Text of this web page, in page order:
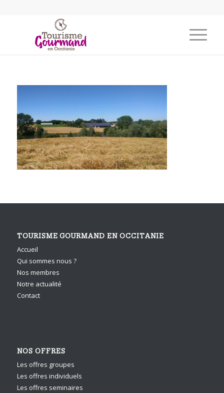
TOURISME GOURMAND EN OCCITANIE
Accueil
Qui sommes nous ?
Nos membres
Notre actualité
Contact
NOS OFFRES
Les offres groupes
Les offres individuels
Les offres seminaires